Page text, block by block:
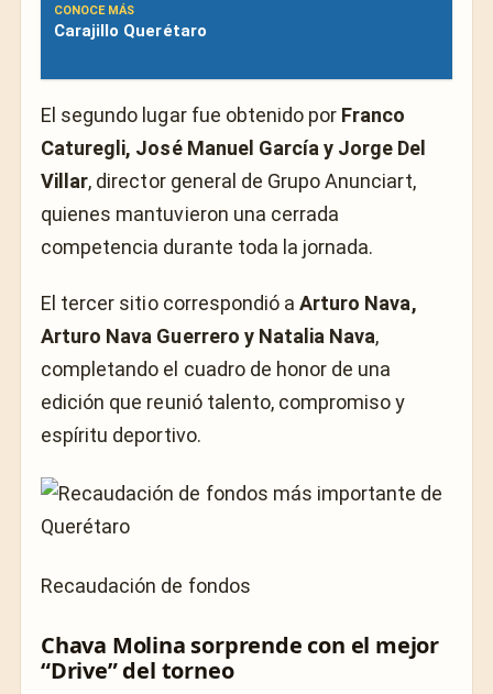
CONOCE MÁS
Carajillo Querétaro
El segundo lugar fue obtenido por Franco
Caturegli, José Manuel García y Jorge Del
Villar, director general de Grupo Anunciart,
quienes mantuvieron una cerrada
competencia durante toda la jornada.
El tercer sitio correspondió aArturo Nava,
Arturo Nava Guerrero y Natalia Nava,
completando el cuadro de honor de una
edición que reunió talento, compromiso y
espíritu deportivo.
Recaudación de fondos
Chava Molina sorprende con el mejor
“Drive” del torneo